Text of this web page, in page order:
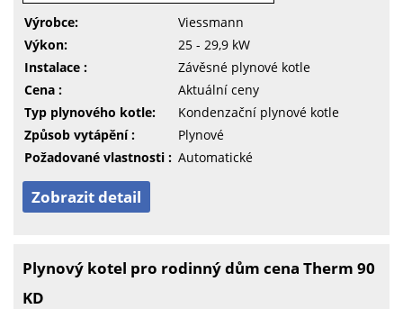
Výrobce:
Viessmann
Výkon:
25 - 29,9 kW
Instalace :
Závěsné plynové kotle
Cena :
Aktuální ceny
Typ plynového kotle:
Kondenzační plynové kotle
Způsob vytápění :
Plynové
Požadované vlastnosti : Automatické
Zobrazit detail
Plynový kotel pro rodinný dům cena Therm 90
KD